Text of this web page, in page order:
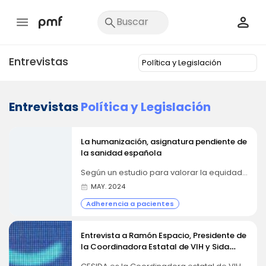
Entrevistas
EntrevistasPolítica y Legislación
La humanización, asignatura pendiente de
la sanidad española
Según un estudio para valorar la equidad
en salud realizado por Omnicom PR
Group. Ana Gonzalez, directora asociada y
responsable del área de salud y Montse
Escudero, directora de Omnicom Public
principales datos... Tanto la OMS
(Organización Mundial de la Salud) como
el World Economic Forum identifican la
MAY. 2024
Adherencia a pacientes
Entrevista a Ramón Espacio, Presidente de
la Coordinadora Estatal de VIH y Sida